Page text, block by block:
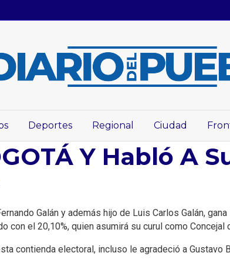
Deportes Regional Ciudad
Y Habló A
Galán y además hijo de Luis Carlos Galán,
con el 20,10%, quien asumirá su curul como
contienda electoral, incluso le agradeció a